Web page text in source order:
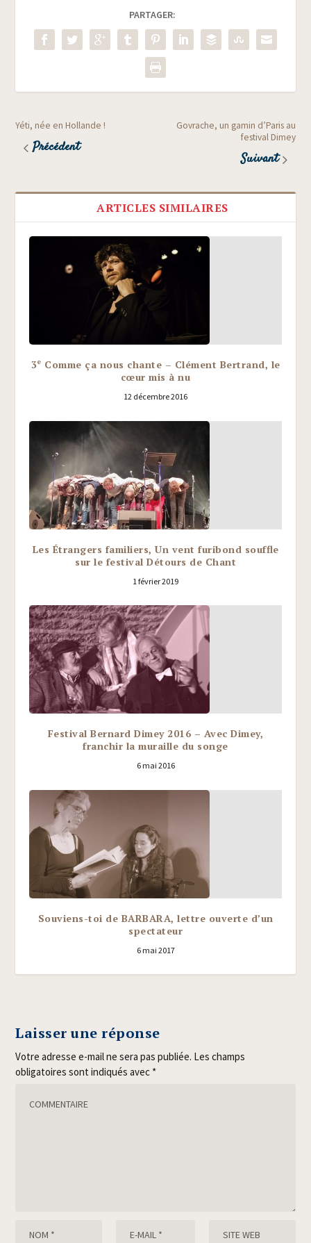
PARTAGER:
Yéti, née en Hollande !
Précédent
Govrache, un gamin d’Paris au
festival Dimey
Suivant
ARTICLES SIMILAIRES
3e Comme ça nous chante – Clément Bertrand, le
cœur mis à nu
12 décembre 2016
Les Étrangers familiers, Un vent furibond souffle
sur le festival Détours de Chant
1 février 2019
Festival Bernard Dimey 2016 – Avec Dimey,
franchir la muraille du songe
6 mai 2016
Souviens-toi de BARBARA, lettre ouverte d’un
spectateur
6 mai 2017
Laisser une réponse
Votre adresse e-mail ne sera pas publiée. Les champs
obligatoires sont indiqués avec *